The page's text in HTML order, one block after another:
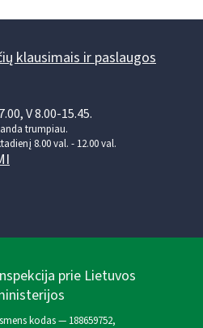
klausimais ir paslaugos
V 8.00-15.45.
trumpiau.
8.00 val. - 12.00 val.
prie Lietuvos
kodas — 188659752,